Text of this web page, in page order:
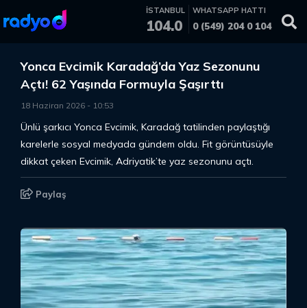
İSTANBUL
104.0
WHATSAPP HATTI
0 (549) 204 0 104
Yonca Evcimik Karadağ’da Yaz Sezonunu
Açtı! 62 Yaşında Formuyla Şaşırttı
18 Haziran 2026 - 10:53
Ünlü şarkıcı Yonca Evcimik, Karadağ tatilinden paylaştığı
karelerle sosyal medyada gündem oldu. Fit görüntüsüyle
dikkat çeken Evcimik, Adriyatik’te yaz sezonunu açtı.
Paylaş